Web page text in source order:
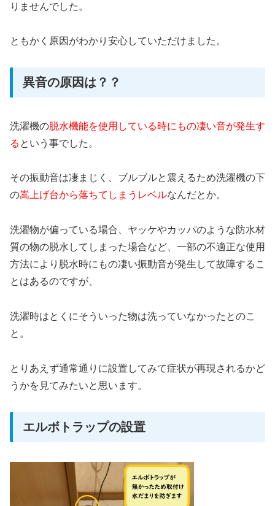
りませんでした。
ともかく原因がわかり安心していただけました。
異音の原因は？？
洗濯機の脱水機能を使用している時にもの凄い音が発生す
る という事でした。
その振動音は凄まじく、ブルブルと震えるため洗濯機の下
の嵩上げ台から落ちてしまうレベルなんだとか。
洗濯物が偏っている場合、ヤッケやカッパのような防水材
質の物の脱水してしまった場合など、一部の不適正な使用
方法により脱水時にもの凄い振動音が発生して故障するこ
とはあるのですが、
洗濯時はとくにそういった物は洗っていなかったとのこ
と。
とりあえず通常通りに設置してみて症状が再現されるかど
うかを見てみたいと思います。
エルボトラップの設置